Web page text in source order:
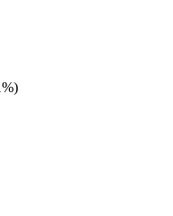
%)